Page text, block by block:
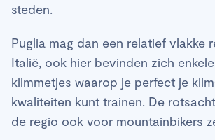
steden.
Puglia mag dan een relatief vlakke
Italië, ook hier bevinden zich
klimmetjes waarop je perfect je
kwaliteiten kunt trainen. De
de regio ook voor mountainbikers